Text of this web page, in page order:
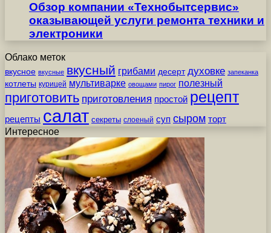
Обзор компании «Технобытсервис»
оказывающей услуги ремонта техники и
электроники
Облако меток
вкусное вкусные вкусный грибами десерт духовке запеканка
котлеты курицей мультиварке овощами пирог полезный
приготовить приготовления простой рецепт
рецепты салат секреты слоеный суп сыром торт
Интересное